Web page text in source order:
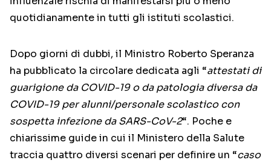
quotidianamente in tutti gli istituti scolastici.
Dopo giorni di dubbi, il Ministro Roberto Speranza
ha pubblicato la circolare dedicata agli “attestati di
guarigione da COVID-19 o da patologia diversa da
COVID-19 per alunni/personale scolastico con
sospetta infezione da SARS-CoV-2“. Poche e
chiarissime guide in cui il Ministero della Salute
traccia quattro diversi scenari per definire un “caso